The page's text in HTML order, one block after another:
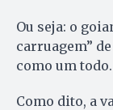
Ou seja: o
carruagem”
como um todo.
Como dito, a